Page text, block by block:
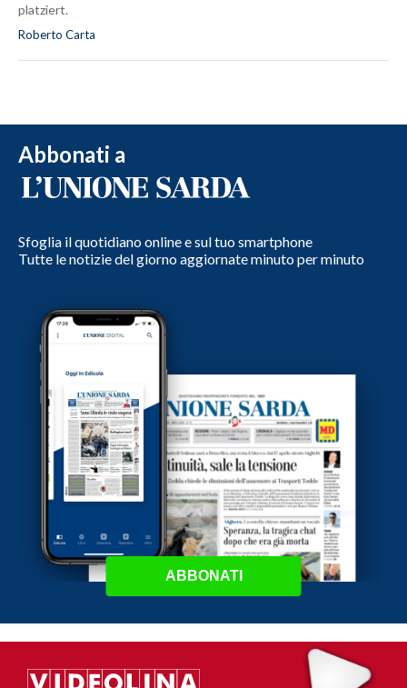
platziert.
Roberto Carta
Abbonati a
Sfoglia il quotidiano online e sul tuo smartphone
Tutte le notizie del giorno aggiornate minuto per minuto
ABBONATI